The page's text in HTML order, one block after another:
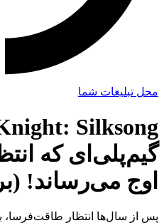
محل تبلیغات شما
گیم‌پلی‌ای که
اوج می‌رساند!